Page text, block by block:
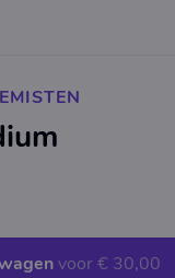
voor€ 30,00